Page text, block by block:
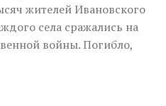
жителей Ивановского
села сражались на
войны. Погибло,